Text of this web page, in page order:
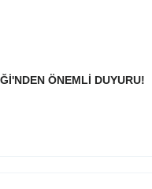
ÖNEMLİ DUYURU!